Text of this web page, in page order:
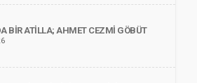
BİR ATİLLA; AHMET CEZMİ GÖBÜT